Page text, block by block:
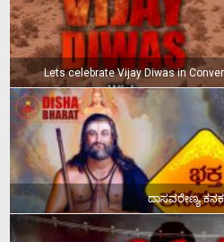
Lets celebrate Vijay Diwas in
ದಾಸವರೇಣ್ಯ